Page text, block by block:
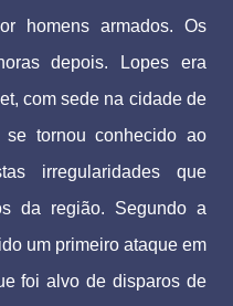
homens armados. Os
depois. Lopes era
com sede na cidade de
se tornou conhecido ao
irregularidades que
da região. Segundo a
um primeiro ataque em
foi alvo de disparos de